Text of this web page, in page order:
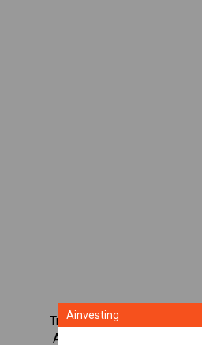
Trgujte s više od 1000
Ainvesting platformi za
Ainvesting